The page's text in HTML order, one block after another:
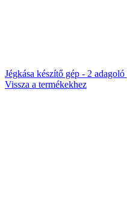
Jégkása készítő gép - 2 adagoló
Vissza a termékekhez